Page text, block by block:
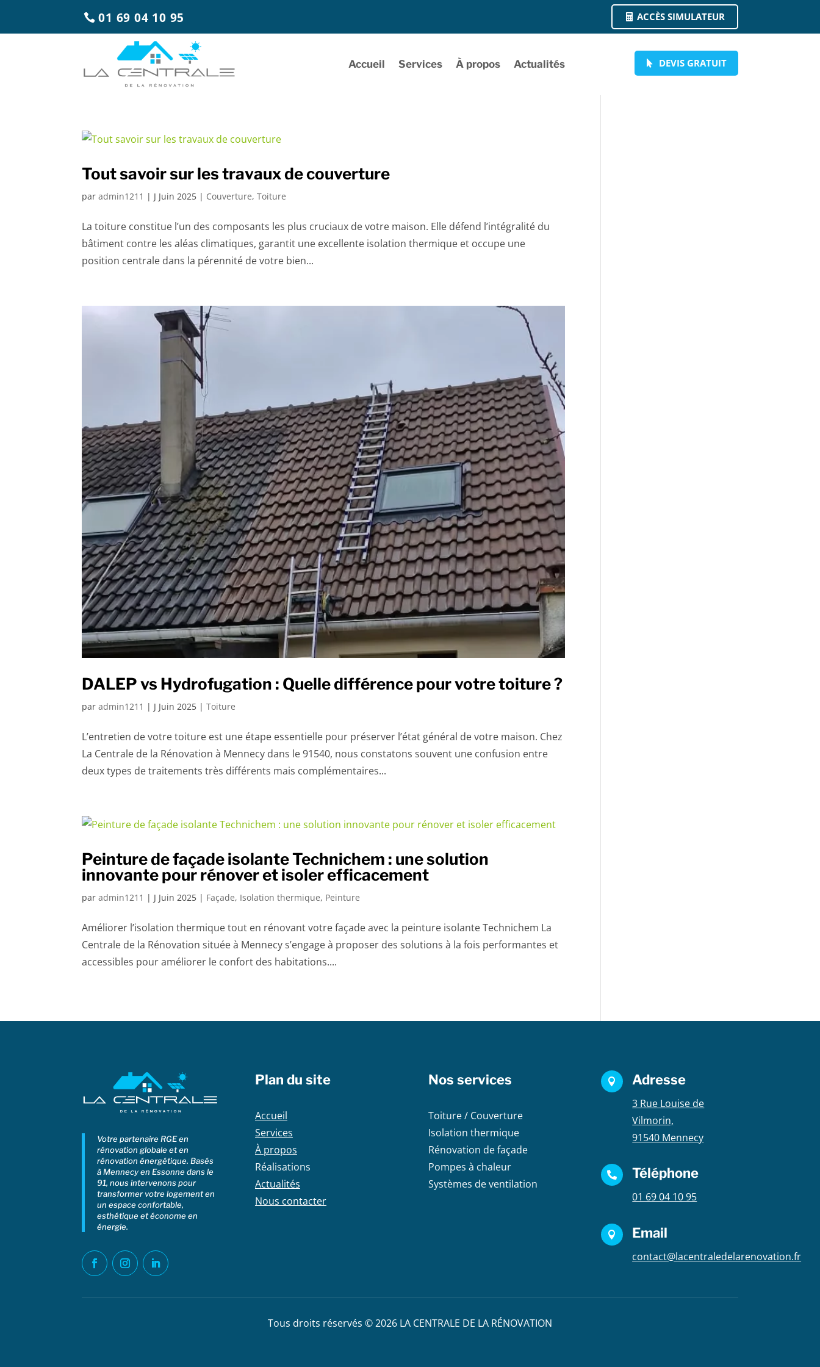
01 69 04 10 95 ACCÈS SIMULATEUR
Accueil Services À propos Actualités DEVIS GRATUIT
Tout savoir sur les travaux de couverture
paradmin1211 | J Juin 2025 | Couverture,Toiture
La toiture constitue l’un des composants les plus cruciaux de votre maison. Elle défend l’intégralité du
bâtiment contre les aléas climatiques, garantit une excellente isolation thermique et occupe une
position centrale dans la pérennité de votre bien...
DALEP vs Hydrofugation : Quelle différence pour votre toiture ?
paradmin1211 | J Juin 2025 |Toiture
L’entretien de votre toiture est une étape essentielle pour préserver l’état général de votre maison. Chez
La Centrale de la Rénovation à Mennecy dans le 91540, nous constatons souvent une confusion entre
deux types de traitements très différents mais complémentaires...
Peinture de façade isolante Technichem : une solution
innovante pour rénover et isoler efficacement
paradmin1211 | J Juin 2025 | Façade, Isolation thermique, Peinture
Améliorer l’isolation thermique tout en rénovant votre façade avec la peinture isolante Technichem La
Centrale de la Rénovation située à Mennecy s’engage à proposer des solutions à la fois performantes et
accessibles pour améliorer le confort des habitations....
Votre partenaire RGE en
rénovation globale et en
rénovation énergétique. Basés
à Mennecy en Essonne dans le
91, nous intervenons pour
transformer votre logement en
un espace confortable,
esthétique et économe en
énergie.
Plan du site
Accueil
Services
À propos
Réalisations
Actualités
Nous contacter
Nos services
Toiture / Couverture
Isolation thermique
Rénovation de façade
Pompes à chaleur
Systèmes de ventilation
 Adresse
3 Rue Louise de
Vilmorin,
91540 Mennecy
 Téléphone
01 69 04 10 95
 Email
contact@lacentraledelarenovation.fr
Tous droits réservés © 2026 LA CENTRALE DE LA RÉNOVATION